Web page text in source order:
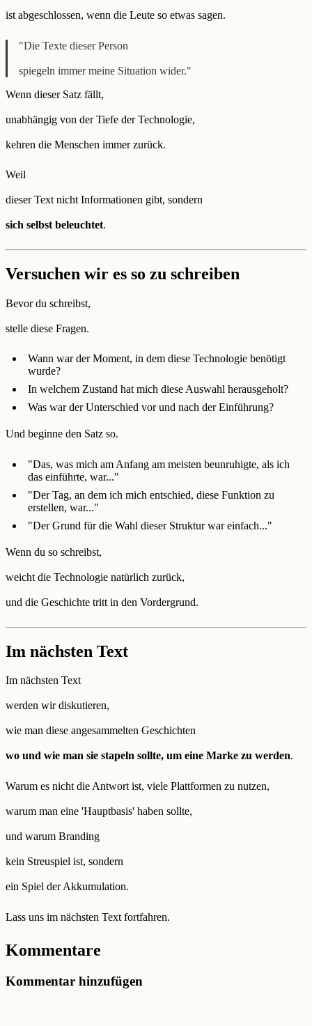
ist abgeschlossen, wenn die Leute so etwas sagen.
"Die Texte dieser Person
spiegeln immer meine Situation wider."
Wenn dieser Satz fällt,
unabhängig von der Tiefe der Technologie,
kehren die Menschen immer zurück.
Weil
dieser Text nicht Informationen gibt, sondern
sich selbst beleuchtet.
Versuchen wir es so zu schreiben
Bevor du schreibst,
stelle diese Fragen.
Wann war der Moment, in dem diese Technologie benötigt
wurde?
In welchem Zustand hat mich diese Auswahl herausgeholt?
Was war der Unterschied vor und nach der Einführung?
Und beginne den Satz so.
"Das, was mich am Anfang am meisten beunruhigte, als ich
das einführte, war..."
"Der Tag, an dem ich mich entschied, diese Funktion zu
erstellen, war..."
"Der Grund für die Wahl dieser Struktur war einfach..."
Wenn du so schreibst,
weicht die Technologie natürlich zurück,
und die Geschichte tritt in den Vordergrund.
Im nächsten Text
Im nächsten Text
werden wir diskutieren,
wie man diese angesammelten Geschichten
wo und wie man sie stapeln sollte, um eine Marke zu werden.
Warum es nicht die Antwort ist, viele Plattformen zu nutzen,
warum man eine 'Hauptbasis' haben sollte,
und warum Branding
kein Streuspiel ist, sondern
ein Spiel der Akkumulation.
Lass uns im nächsten Text fortfahren.
Kommentare
Kommentar hinzufügen